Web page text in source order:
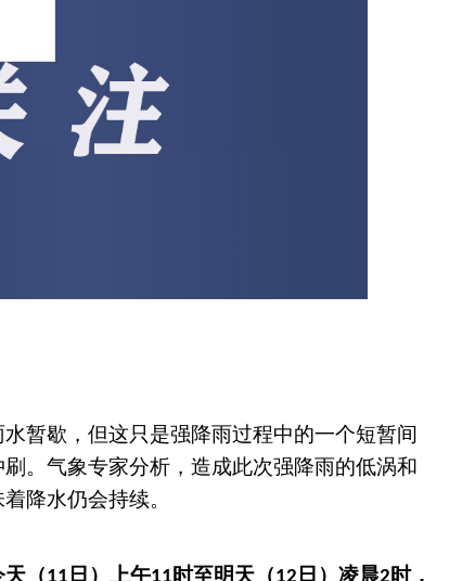
暂歇，但这只是强降雨过程中的一个短暂间
。气象专家分析 ，造成此次强降雨的低涡和
降水仍会持续。
天（ 日）上午 时至明天（ 日）凌晨 时，